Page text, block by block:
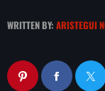
WRITTEN BY: ARISTEGUI